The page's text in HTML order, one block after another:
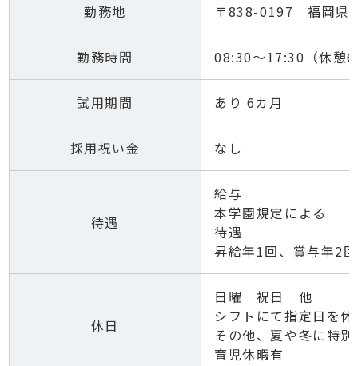
勤務地 〒838-0197 福岡県
勤務時間 08:30〜17:30（休憩
試用期間 あり 6カ月
採用祝い金 なし
待遇
給与
本学園規定による
待遇
昇給年1回、賞与年2
休日
日曜 祝日 他
シフトにて指定日を
その他、夏や冬に特
育児休暇有